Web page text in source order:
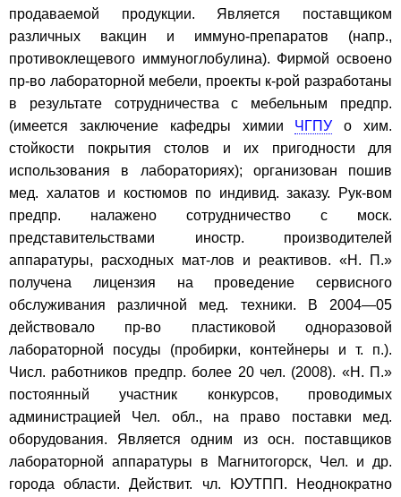
продаваемой продукции. Является поставщиком
различных вакцин и иммуно-препаратов (напр.,
противоклещевого иммуноглобулина). Фирмой освоено
пр-во лабораторной мебели, проекты к-рой разработаны
в результате сотрудничества с мебельным предпр.
(имеется заключение кафедры химии ЧГПУ о хим.
стойкости покрытия столов и их пригодности для
использования в лабораториях); организован пошив
мед. халатов и костюмов по индивид. заказу. Рук-вом
предпр. налажено сотрудничество с моск.
представительствами иностр. производителей
аппаратуры, расходных мат-лов и реактивов. «Н. П.»
получена лицензия на проведение сервисного
обслуживания различной мед. техники. В 2004—05
действовало пр-во пластиковой одноразовой
лабораторной посуды (пробирки, контейнеры и т. п.).
Числ. работников предпр. более 20 чел. (2008). «Н. П.»
постоянный участник конкурсов, проводимых
администрацией Чел. обл., на право поставки мед.
оборудования. Является одним из осн. поставщиков
лабораторной аппаратуры в Магнитогорск, Чел. и др.
города области. Действит. чл. ЮУТПП. Неоднократно